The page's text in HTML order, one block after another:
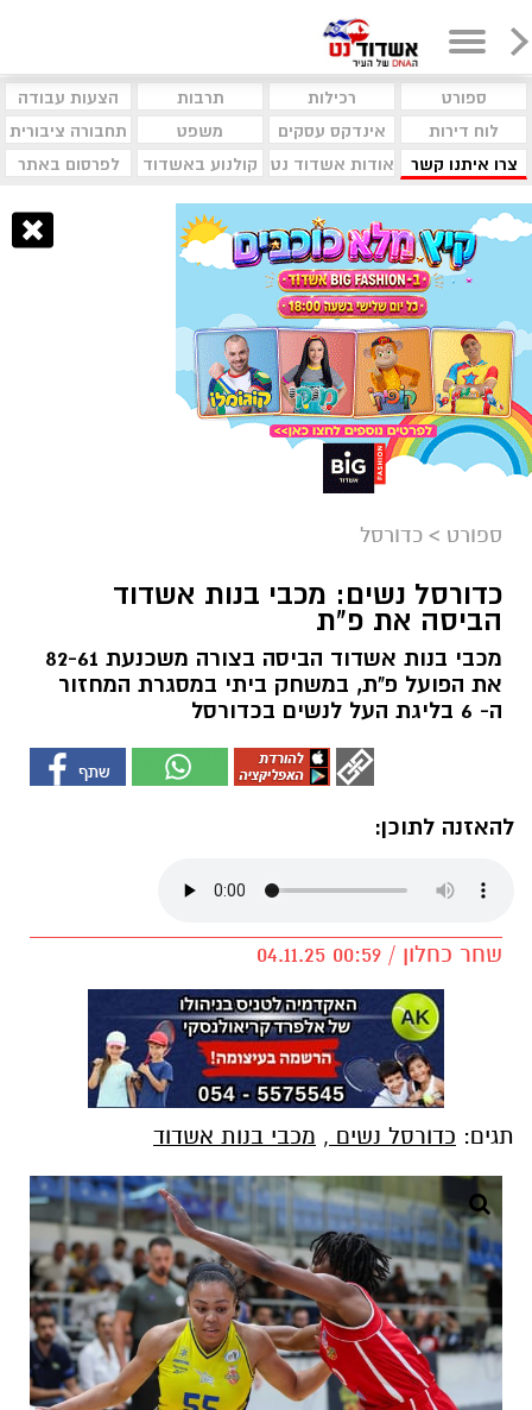
ספורט רכילות תרבות
הצעות עבודה
לוח דירות
אינדקס עסקים משפט
תחבורה ציבורית
צרו איתנו קשר
אודות אשדוד נט קולנוע באשדוד לפרסום באתר
ספורט > כדורסל
כדורסל נשים: מכבי בנות אשדוד
הביסה את פ"ת
מכבי בנות אשדוד הביסה בצורה משכנעת 82-61
את הפועל פ"ת, במשחק ביתי במסגרת המחזור
ה- 6 בליגת העל לנשים בכדורסל
להאזנה לתוכן:
שחר כחלון / 00:59 04.11.25
תגים: כדורסל נשים , מכבי בנות אשדוד